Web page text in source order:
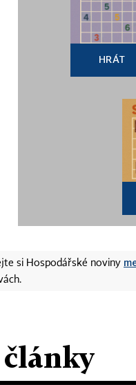
HRÁT
si Hospodářské noviny